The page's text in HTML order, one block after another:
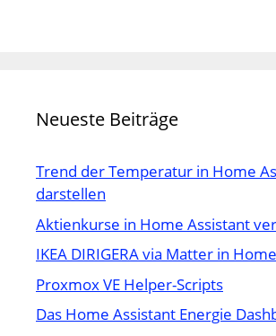
Neueste Beiträge
Trend der Temperatur in Home
darstellen
Aktienkurse in Home Assistant
IKEA DIRIGERA via Matter in
Proxmox VE Helper-Scripts
Das Home Assistant Energie